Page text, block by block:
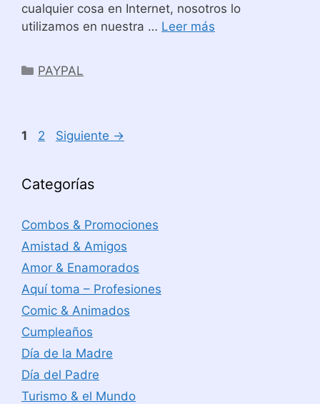
cualquier cosa en Internet, nosotros lo
utilizamos en nuestra … Leer más
Categorías
PAYPAL
Página
1 Página
2 Siguiente →
Categorías
Combos & Promociones
Amistad & Amigos
Amor & Enamorados
Aquí toma – Profesiones
Comic & Animados
Cumpleaños
Día de la Madre
Día del Padre
Turismo & el Mundo